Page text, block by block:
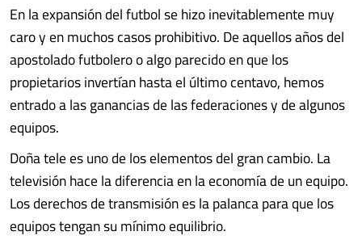
En la expansión del futbol se hizo inevitablemente muy
caro y en muchos casos prohibitivo. De aquellos años del
apostolado futbolero o algo parecido en que los
propietarios invertían hasta el último centavo, hemos
entrado a las ganancias de las federaciones y de algunos
equipos.
Doña tele es uno de los elementos del gran cambio. La
televisión hace la diferencia en la economía de un equipo.
Los derechos de transmisión es la palanca para que los
equipos tengan su mínimo equilibrio.